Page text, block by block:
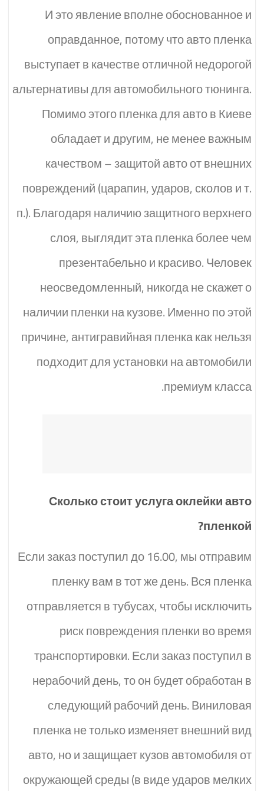
И это явление вполне обоснованное и
оправданное, потому что авто пленка
выступает в качестве отличной недорогой
альтернативы для автомобильного тюнинга.
Помимо этого пленка для авто в Киеве
обладает и другим, не менее важным
качеством – защитой авто от внешних
повреждений (царапин, ударов, сколов и т.
п.). Благодаря наличию защитного верхнего
слоя, выглядит эта пленка более чем
презентабельно и красиво. Человек
неосведомленный, никогда не скажет о
наличии пленки на кузове. Именно по этой
причине, антигравийная пленка как нельзя
подходит для установки на автомобили
премиум класса.
Сколько стоит услуга оклейки авто
пленкой?
Если заказ поступил до 16.00, мы отправим
пленку вам в тот же день. Вся пленка
отправляется в тубусах, чтобы исключить
риск повреждения пленки во время
транспортировки. Если заказ поступил в
нерабочий день, то он будет обработан в
следующий рабочий день. Виниловая
пленка не только изменяет внешний вид
авто, но и защищает кузов автомобиля от
окружающей среды (в виде ударов мелких